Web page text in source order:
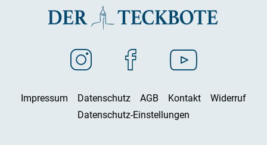
Impressum Datenschutz AGB Kontakt
Widerruf
Datenschutz-Einstellungen